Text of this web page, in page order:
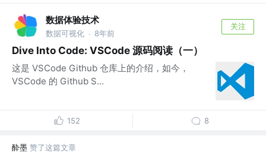
数据体验技术
数据可视化 · 8年前
关注
Dive Into Code: VSCode 源码阅读（一）
这是 VSCode Github 仓库上的介绍，如今，
VSCode 的 Github S...
152 8
酔墨 赞了这篇文章